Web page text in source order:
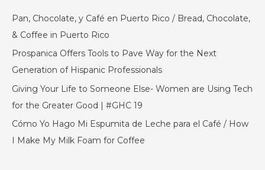
c
h
Pan, Chocolate, y Café en Puerto Rico / Bread, Chocolate,
& Coffee in Puerto Rico
Prospanica Offers Tools to Pave Way for the Next
Generation of Hispanic Professionals
Giving Your Life to Someone Else- Women are Using Tech
for the Greater Good | #GHC 19
Cómo Yo Hago Mi Espumita de Leche para el Café / How
I Make My Milk Foam for Coffee
v
e
s